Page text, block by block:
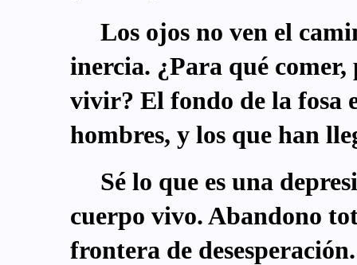
Los ojos no ven el
inercia. ¿Para qué
vivir? El fondo de la fosa
hombres, y los que han
Sé lo que es una
cuerpo vivo. Abandono
frontera de